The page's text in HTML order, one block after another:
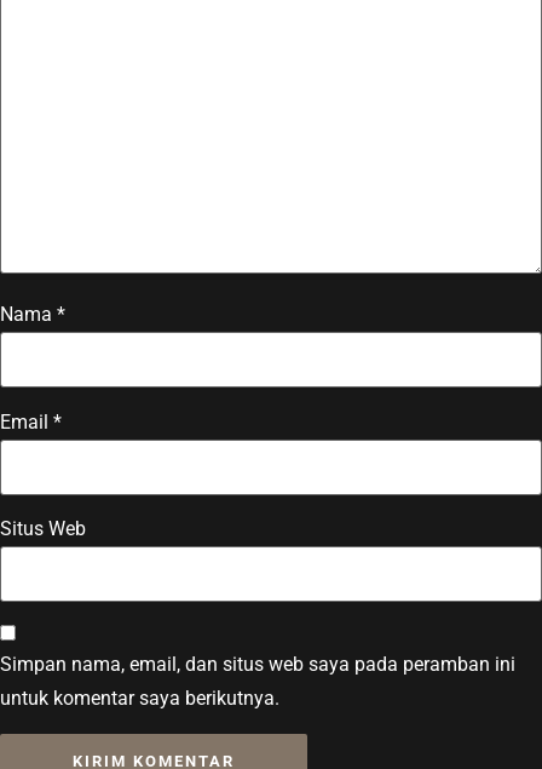
Nama *
Email *
Situs Web
Simpan nama, email, dan situs web saya pada peramban ini
untuk komentar saya berikutnya.